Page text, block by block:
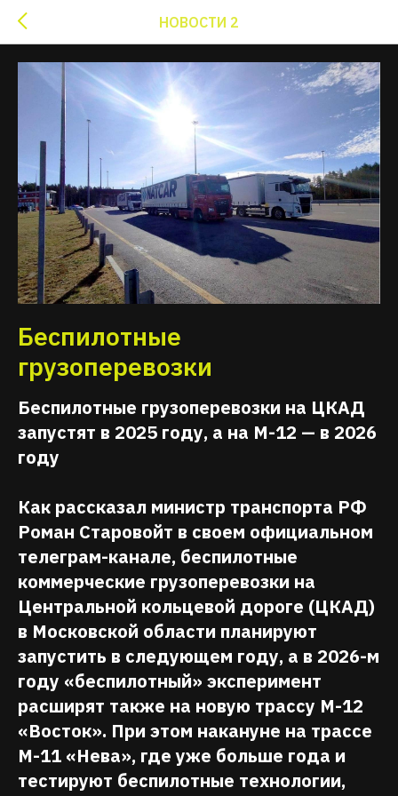
НОВОСТИ 2
Беспилотные
грузоперевозки
Беспилотные грузоперевозки на ЦКАД
запустят в 2025 году, а на М-12 — в 2026
году
Как рассказал министр транспорта РФ
Роман Старовойт в своем официальном
телеграм-канале, беспилотные
коммерческие грузоперевозки на
Центральной кольцевой дороге (ЦКАД)
в Московской области планируют
запустить в следующем году, а в 2026-м
году «беспилотный» эксперимент
расширят также на новую трассу М-12
«Восток». При этом накануне на трассе
М-11 «Нева», где уже больше года и
тестируют беспилотные технологии,